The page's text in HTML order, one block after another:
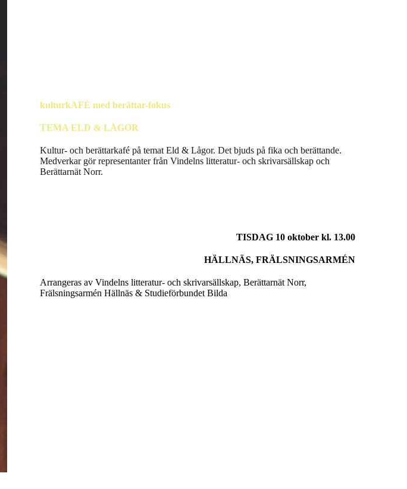
kulturkAFÈ med berättar-fokus
TEMA ELD & LÅGOR
Kultur- och berättarkafé på temat Eld & Lågor. Det bjuds på fika och berättande.
Medverkar gör representanter från Vindelns litteratur- och skrivarsällskap och
Berättarnät Norr.
TISDAG 10 oktober kl. 13.00
HÄLLNÄS, FRÄLSNINGSARMÉN
Arrangeras av Vindelns litteratur- och skrivarsällskap, Berättarnät Norr,
Frälsningsarmén Hällnäs & Studieförbundet Bilda